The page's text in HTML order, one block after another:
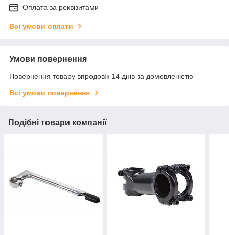
Оплата за реквізитами
Всі умови оплати
Умови повернення
Повернення товару впродовж 14 днів за домовленістю
Всі умови повернення
Подібні товари компанії